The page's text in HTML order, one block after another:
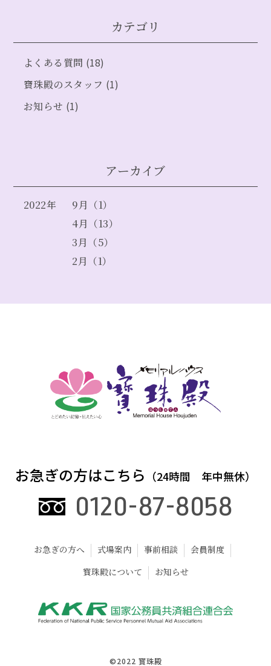
カテゴリ
よくある質問 (18)
寶珠殿のスタッフ (1)
お知らせ (1)
アーカイブ
2022年
9月（1）
4月（13）
3月（5）
2月（1）
お急ぎの方はこちら （24時間 年中無休）
0120-87-8058
お急ぎの方へ 式場案内 事前相談
会員制度
寳珠殿について
お知らせ
©2022 寳珠殿